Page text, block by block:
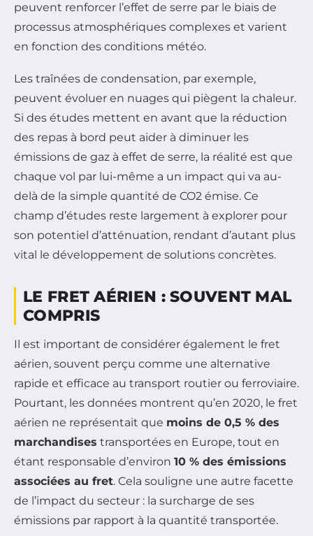
peuvent renforcer l’effet de serre par le biais de
processus atmosphériques complexes et varient
en fonction des conditions météo.
Les traînées de condensation, par exemple,
peuvent évoluer en nuages qui piègent la chaleur.
Si des études mettent en avant que la réduction
des repas à bord peut aider à diminuer les
émissions de gaz à effet de serre, la réalité est que
chaque vol par lui-même a un impact qui va au-
delà de la simple quantité de CO2 émise. Ce
champ d’études reste largement à explorer pour
son potentiel d’atténuation, rendant d’autant plus
vital le développement de solutions concrètes.
LE FRET AÉRIEN : SOUVENT MAL
COMPRIS
Il est important de considérer également le fret
aérien, souvent perçu comme une alternative
rapide et efficace au transport routier ou ferroviaire.
Pourtant, les données montrent qu’en 2020, le fret
aérien ne représentait que moins de 0,5 % des
marchandises transportées en Europe, tout en
étant responsable d’environ 10 % des émissions
associées au fret. Cela souligne une autre facette
de l’impact du secteur : la surcharge de ses
émissions par rapport à la quantité transportée.